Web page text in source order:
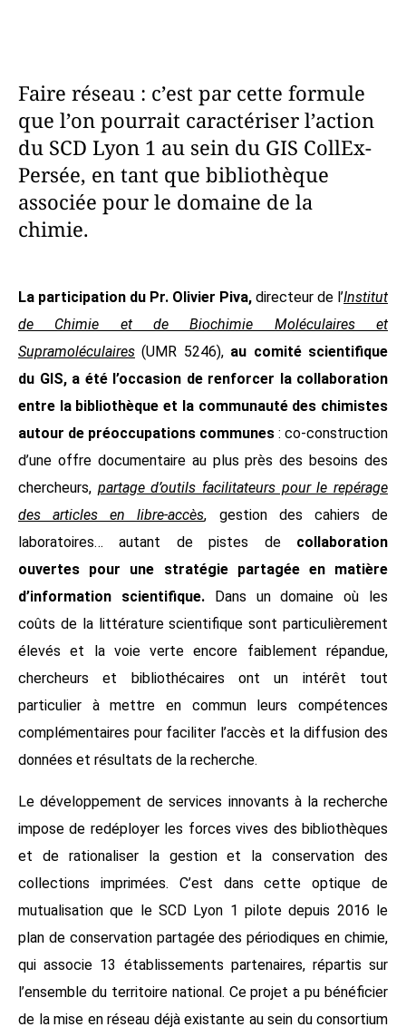
Faire réseau : c’est par cette formule
que l’on pourrait caractériser l’action
du SCD Lyon 1 au sein du GIS CollEx-
Persée, en tant que bibliothèque
associée pour le domaine de la
chimie.
La participation du Pr. Olivier Piva, directeur de l’Institut
de Chimie et de Biochimie Moléculaires et
Supramoléculaires (UMR 5246), au comité scientifique
du GIS, a été l’occasion de renforcer la collaboration
entre la bibliothèque et la communauté des chimistes
autour de préoccupations communes : co-construction
d’une offre documentaire au plus près des besoins des
chercheurs, partage d’outils facilitateurs pour le repérage
des articles en libre-accès, gestion des cahiers de
laboratoires… autant de pistes de collaboration
ouvertes pour une stratégie partagée en matière
d’information scientifique.Dans un domaine où les
coûts de la littérature scientifique sont particulièrement
élevés et la voie verte encore faiblement répandue,
chercheurs et bibliothécaires ont un intérêt tout
particulier à mettre en commun leurs compétences
complémentaires pour faciliter l’accès et la diffusion des
données et résultats de la recherche.
Le développement de services innovants à la recherche
impose de redéployer les forces vives des bibliothèques
et de rationaliser la gestion et la conservation des
collections imprimées. C’est dans cette optique de
mutualisation que le SCD Lyon 1 pilote depuis 2016 le
plan de conservation partagée des périodiques en chimie,
qui associe 13 établissements partenaires, répartis sur
l’ensemble du territoire national. Ce projet a pu bénéficier
de la mise en réseau déjà existante au sein du consortium